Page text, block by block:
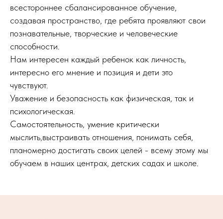
всестороннее сбалансированное обучение,
создавая пространство, где ребята проявляют свои
познавательные, творческие и человеческие
способности.
Нам интересен каждый ребенок как личность,
интересно его мнение и позиция и дети это
чувствуют.
Уважение и безопасность как физическая, так и
психологическая.
Самостоятельность, умение критически
мыслить,выстраивать отношения, понимать себя,
планомерно достигать своих целей - всему этому мы
обучаем в наших центрах, детских садах и школе.